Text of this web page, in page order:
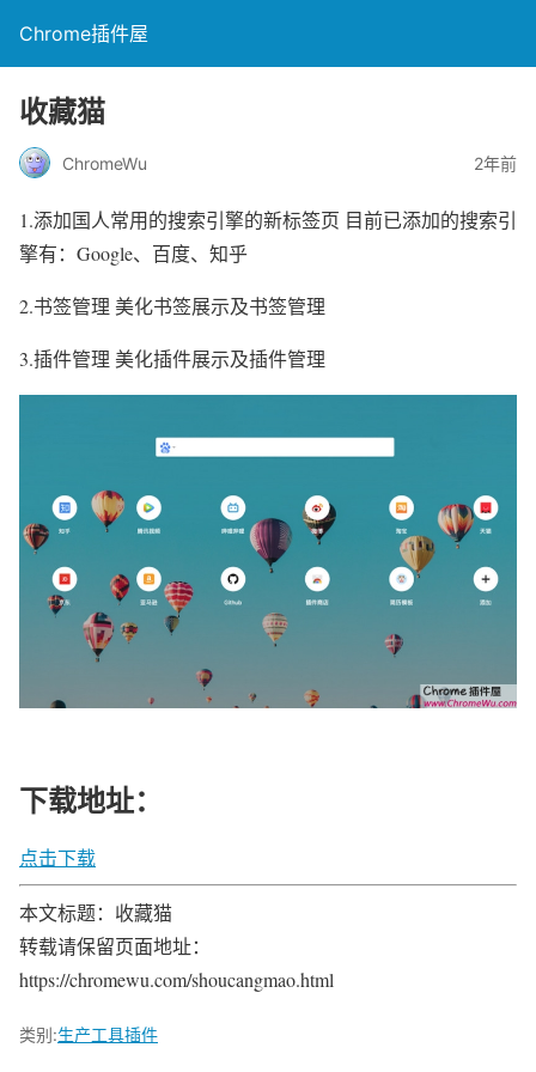
Chrome插件屋
收藏猫
ChromeWu 2年前
1.添加国人常用的搜索引擎的新标签页 目前已添加的搜索引
擎有：Google、百度、知乎
2.书签管理 美化书签展示及书签管理
3.插件管理 美化插件展示及插件管理
下载地址：
点击下载
本文标题：收藏猫
转载请保留页面地址：
https://chromewu.com/shoucangmao.html
类别:生产工具插件